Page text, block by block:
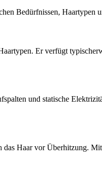
Bedürfnissen, Haartypen
Er verfügt
und statische
Haar vor Überhitzung.